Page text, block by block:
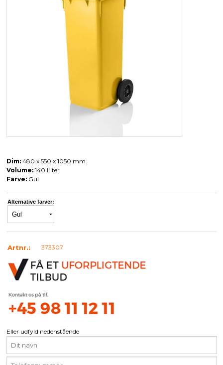
MILJØ OG VELFÆRD
Dim:480 x 550 x 1050 mm.
Volume:140 Liter
Farve:Gul
Alternative farver:
Artnr.: 373307
Eller udfyld nedenstående